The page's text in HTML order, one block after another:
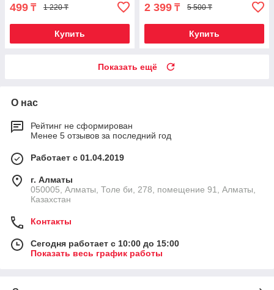
499 ₸ 1 220 ₸
Купить
2 399 ₸ 5 500 ₸
Купить
Показать ещё
О нас
Рейтинг не сформирован
Менее 5 отзывов за последний год
Работает с 01.04.2019
г. Алматы
050005, Алматы, Толе би, 278, помещение 91, Алматы,
Казахстан
Контакты
Сегодня работает с 10:00 до 15:00
Показать весь график работы